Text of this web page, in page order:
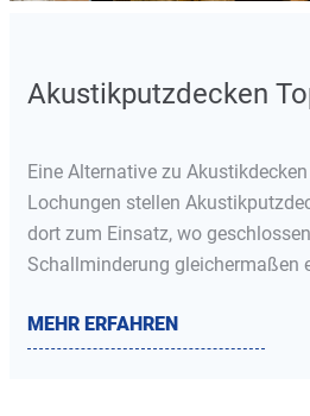
Akustikputzdecken
Eine Alternative zu
Lochungen stellen
dort zum Einsatz, wo
Schallminderung gleichermaßen
MEHR ERFAHREN